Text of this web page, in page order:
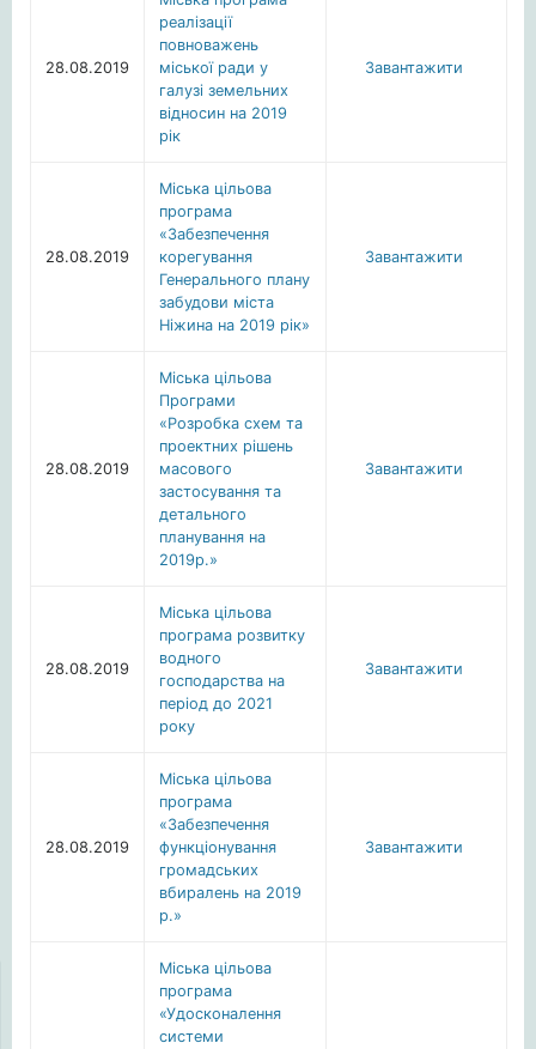
28.08.2019
реалізації
повноважень
міської ради у
галузі земельних
відносин на 2019
рік
Завантажити
28.08.2019
Міська цільова
програма
«Забезпечення
корегування
Генерального плану
забудови міста
Ніжина на 2019 рік»
Завантажити
28.08.2019
Міська цільова
Програми
«Розробка схем та
проектних рішень
масового
застосування та
детального
планування на
2019р.»
Завантажити
28.08.2019
Міська цільова
програма розвитку
водного
господарства на
період до 2021
року
Завантажити
28.08.2019
Міська цільова
програма
«Забезпечення
функціонування
громадських
вбиралень на 2019
р.»
Завантажити
Міська цільова
програма
«Удосконалення
системи